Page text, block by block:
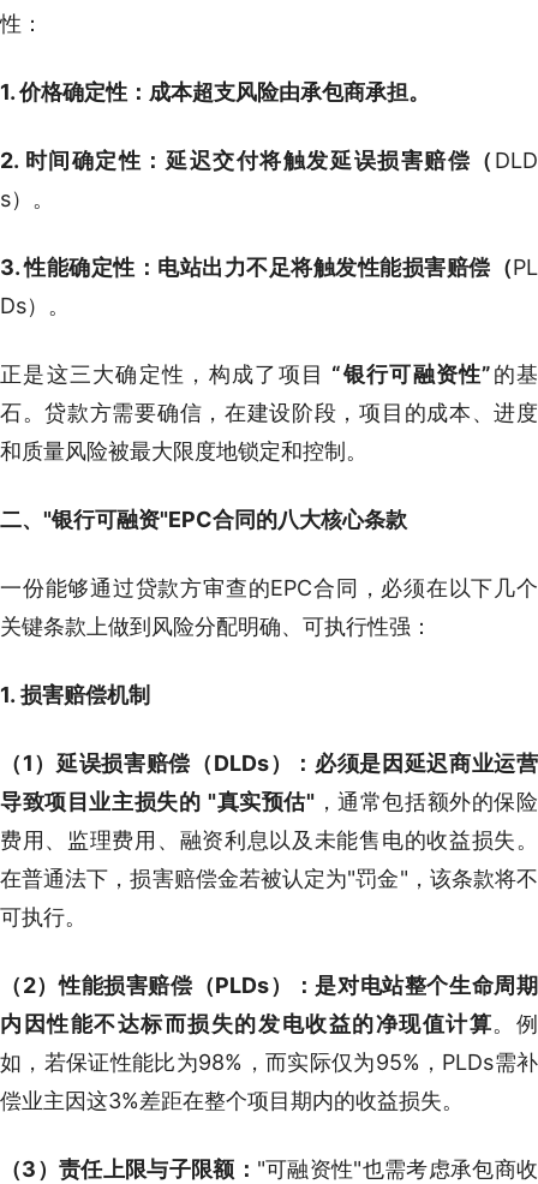
性：
1. 价格确定性：成本超支风险由承包商承担。
2. 时间确定性：延迟交付将触发延误损害赔偿（ DLD
s）。
3. 性能确定性：电站出力不足将触发性能损害赔偿（PL
Ds）。
正是这三大确定性，构成了项目 “银行可融资性”的基
石。贷款方需要确信，在建设阶段，项目的成本、进度
和质量风险被最大限度地锁定和控制。
二、"银行可融资"EPC合同的八大核心条款
一份能够通过贷款方审查的EPC合同，必须在以下几个
关键条款上做到风险分配明确、可执行性强：
1. 损害赔偿机制
（1）延误损害赔偿（DLDs）：必须是因延迟商业运营
导致项目业主损失的 "真实预估" ，通常包括额外的保险
费用、监理费用、融资利息以及未能售电的收益损失。
在普通法下，损害赔偿金若被认定为"罚金"，该条款将不
可执行。
（2）性能损害赔偿（PLDs）：是对电站整个生命周期
内因性能不达标而损失的发电收益的净现值计算。例
如，若保证性能比为98%，而实际仅为95%，PLDs需补
偿业主因这3%差距在整个项目期内的收益损失。
（3）责任上限与子限额： "可融资性"也需考虑承包商收